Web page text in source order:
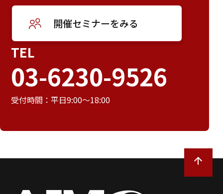
開催セミナーをみる
TEL
03-6230-9526
受付時間：平日9:00～18:00